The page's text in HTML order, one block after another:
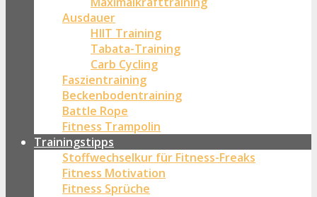
Ausdauer
HIIT Training
Tabata-Training
Carb Cycling
Faszientraining
Beckenbodentraining
Battle Rope
Fitness Trampolin
Trainingstipps
Stoffwechselkur für Fitness-Freaks
Fitness Motivation
Fitness Sprüche